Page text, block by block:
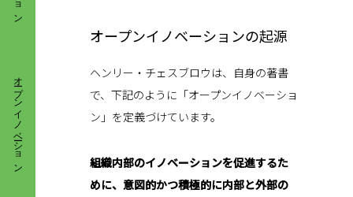
オープンイノベーション
オープンイノベーションの起源
ヘンリー・チェスブロウは、自身の著書
で、下記のように「オープンイノベーショ
ン」を定義づけています。
組織内部のイノベーションを促進するた
めに、意図的かつ積極的に内部と外部の